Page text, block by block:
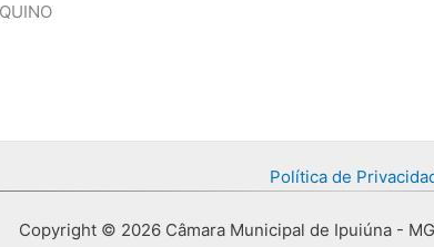
Política de
Copyright © 2026 Câmara Municipal de Ipuiúna -